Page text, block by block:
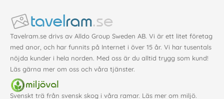
Tavelram.se drivs av Alldo Group Sweden AB. Vi är ett litet företag
med anor, och har funnits på Internet i över 15 år. Vi har tusentals
nöjda kunder i hela norden. Med oss är du alltid trygg som kund!
Läs gärna mer om oss och våra tjänster.
Svenskt trä från svensk skog i våra ramar. Läs mer om miljö.